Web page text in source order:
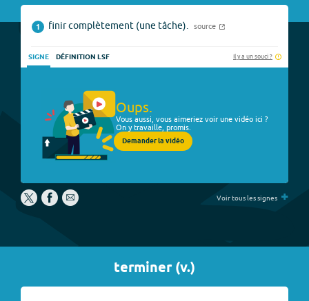
1 finir complètement (une tâche). source
SIGNE DÉFINITION LSF Il y a un souci ?
Oups.
Vous aussi, vous aimeriez voir une vidéo ici ?
On y travaille, promis.
Demander la vidéo
Voir tous les signes +
terminer(v.)